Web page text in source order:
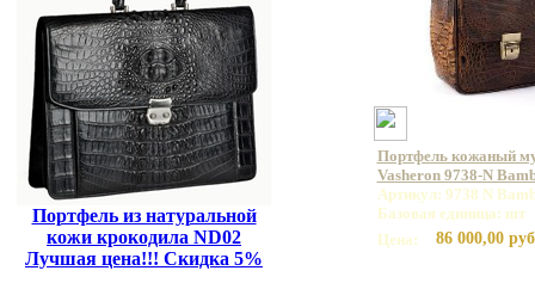
Портфель из натуральной
кожи крокодила ND02
Лучшая цена!!! Скидка 5%
Портфель кожаный
Vasheron 9738-N
Артикул: 9738 N
Базовая единица: шт
Цена:
86 000,00